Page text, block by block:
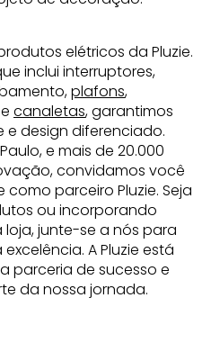
elétricos da Pluzie.
inclui interruptores,
plafons,
e canaletas, garantimos
design diferenciado.
e mais de 20.000
convidamos você
parceiro Pluzie. Seja
ou incorporando
junte-se a nós para
A Pluzie está
parceria de sucesso e
da nossa jornada.